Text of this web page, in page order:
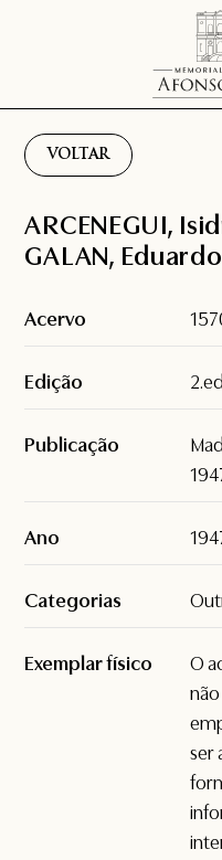
VOLTAR
ARCENEGUI,
GALAN, Eduardo
Acervo
Edição
Publicação
Ano
Categorias
Exemplar físico
O
ser